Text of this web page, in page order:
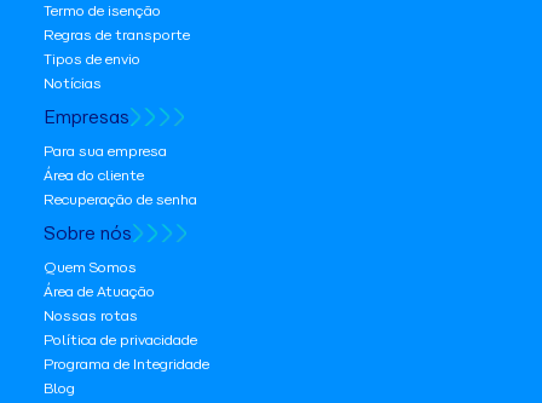
Termo de isenção
Regras de transporte
Tipos de envio
Notícias
Empresas
Para sua empresa
Área do cliente
Recuperação de senha
Sobre nós
Quem Somos
Área de Atuação
Nossas rotas
Política de privacidade
Programa de Integridade
Blog